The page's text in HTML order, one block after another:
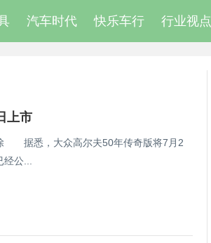
汽车时代 快乐车行 行业视点
上市
据悉，大众高尔夫50年传奇版将7月2
公...